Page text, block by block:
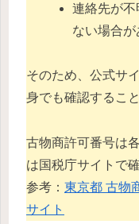
連絡先が
ない場合が
そのため、公式サ
身でも確認するこ
古物商許可番号は
は国税庁サイトで
参考： 東京都 古物
サイト